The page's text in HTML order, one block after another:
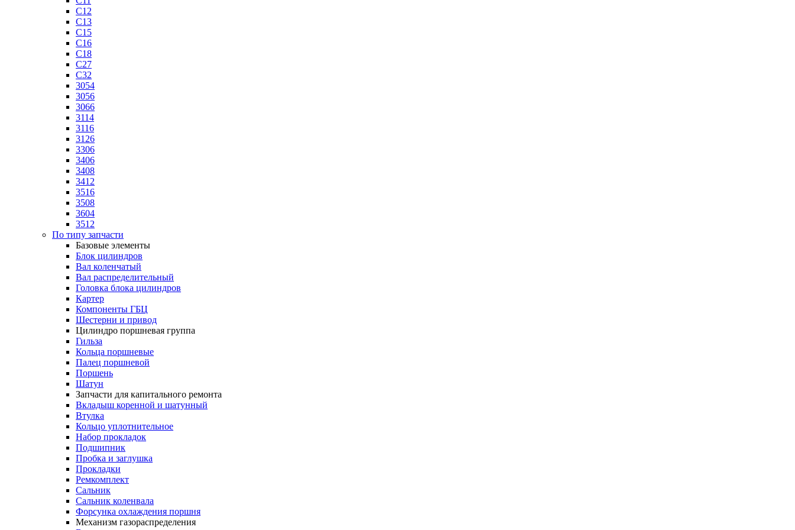
C12
C13
C15
C16
C18
C27
C32
3054
3056
3066
3114
3116
3126
3306
3406
3408
3412
3516
3508
3604
3512
По типу запчасти
Базовые элементы
Блок цилиндров
Вал коленчатый
Вал распределительный
Головка блока цилиндров
Картер
Компоненты ГБЦ
Шестерни и привод
Цилиндро поршневая группа
Гильза
Кольца поршневые
Палец поршневой
Поршень
Шатун
Запчасти для капитального ремонта
Вкладыш коренной и шатунный
Втулка
Кольцо уплотнительное
Набор прокладок
Подшипник
Пробка и заглушка
Прокладки
Ремкомплект
Сальник
Сальник коленвала
Форсунка охлаждения поршня
Механизм газораспределения